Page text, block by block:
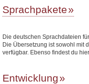
Sprachpakete
Die deutschen Sprachdateien
Die Übersetzung ist sowohl mit
verfügbar. Ebenso findest du
Entwicklung